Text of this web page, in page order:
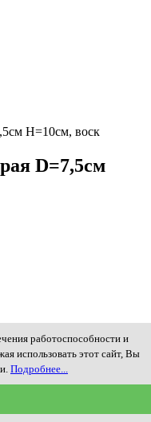
H=10см, воск
D=7,5см
работоспособности и
использовать этот сайт, Вы
Подробнее...